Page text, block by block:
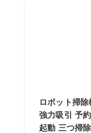
ロボット掃
強力吸引 予
起動 三つ掃